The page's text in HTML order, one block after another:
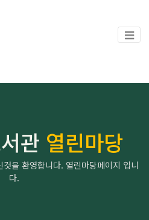
관 열린마당
을 환영합니다. 열린마당페이지 입니
다.